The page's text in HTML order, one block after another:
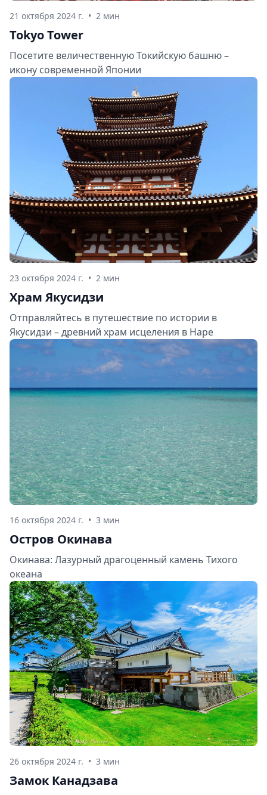
21 октября 2024 г. • 2 мин
Tokyo Tower
Посетите величественную Токийскую башню –
икону современной Японии
23 октября 2024 г. • 2 мин
Храм Якусидзи
Отправляйтесь в путешествие по истории в
Якусидзи – древний храм исцеления в Наре
16 октября 2024 г. • 3 мин
Остров Окинава
Окинава: Лазурный драгоценный камень Тихого
океана
26 октября 2024 г. • 3 мин
Замок Канадзава